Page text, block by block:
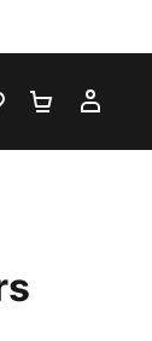
CHAT
FAVORITEN 0